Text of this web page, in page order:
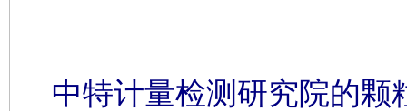
中特计量检测研究院的颗